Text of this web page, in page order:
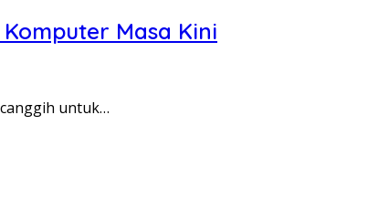
Masa Kini
untuk…